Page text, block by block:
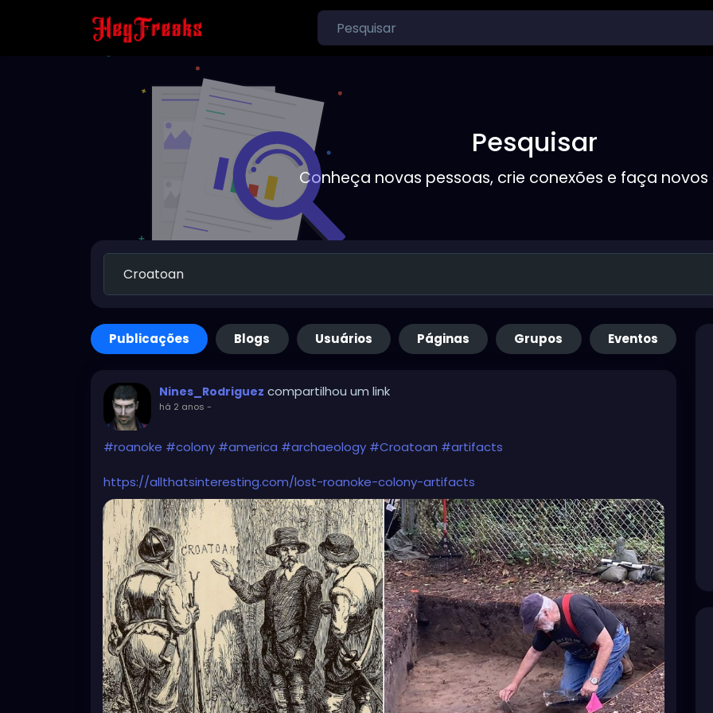
Pesquisar
Conheça novas pessoas, crie conexões e faça
Publicações Blogs Usuários Páginas Grupos Eventos
Nines_Rodriguez compartilhou um link
há 2 anos -
#roanoke #colony #america #archaeology #Croatoan #artifacts
https://allthatsinteresting.com/lost-roanoke-colony-artifacts